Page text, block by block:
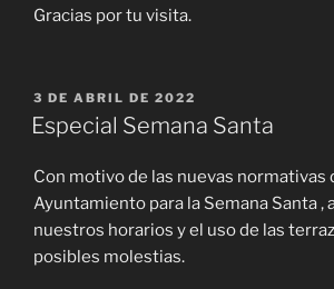
Gracias por tu visita.
PUBLICADO
EL
3 DE ABRIL DE 2022
Especial Semana Santa
Con motivo de las nuevas normativas
Ayuntamiento para la Semana Santa ,
nuestros horarios y el uso de las
posibles molestias.